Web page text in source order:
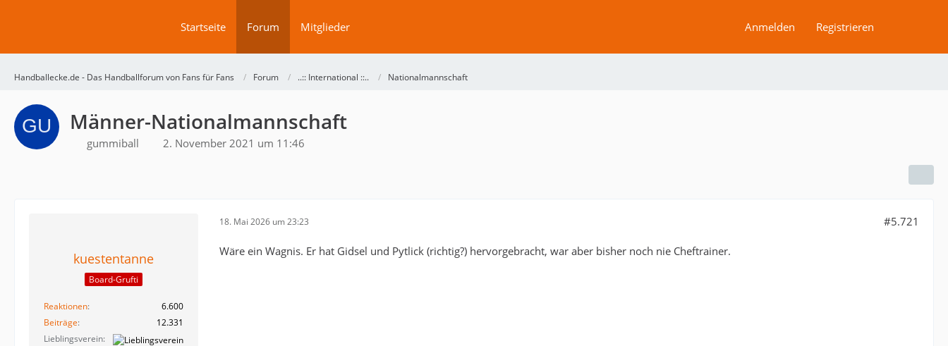
Startseite Forum Mitglieder Anmelden Registrieren
Handballecke.de - Das Handballforum von Fans für Fans Forum ..:: International ::.. Nationalmannschaft
Männer-Nationalmannschaft
gummiball 2. November 2021 um 11:46
kuestentanne
Board-Grufti
Reaktionen
6.600
Beiträge
12.331
Lieblingsverein
18. Mai 2026 um 23:23 #5.721
Wäre ein Wagnis. Er hat Gidsel und Pytlick (richtig?) hervorgebracht, war aber bisher noch nie Cheftrainer.